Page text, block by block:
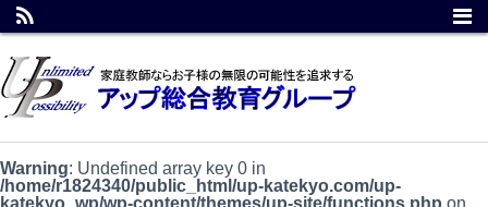
Warning: Undefined array key 0 in
/home/r1824340/public_html/up-katekyo.com/up-
katekyo_wp/wp-content/themes/up-site/functions.php on